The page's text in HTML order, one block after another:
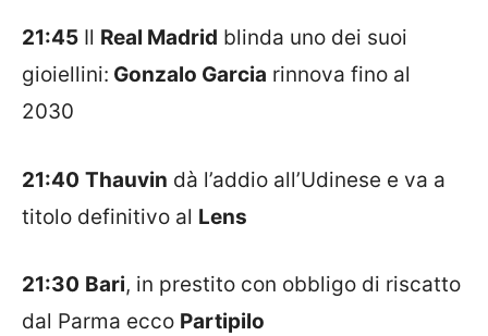
21:45 Il Real Madrid blinda uno dei suoi
gioiellini: Gonzalo Garcia rinnova fino al
2030
21:40 Thauvin dà l’addio all’Udinese e va a
titolo definitivo al Lens
21:30 Bari, in prestito con obbligo di riscatto
dal Parma ecco Partipilo